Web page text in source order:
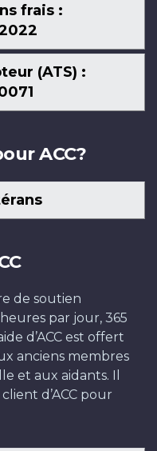
frais :
(ATS) :
ACC?
de soutien
par jour, 365
d’ACC est offert
anciens membres
et aux aidants. Il
d’ACC pour